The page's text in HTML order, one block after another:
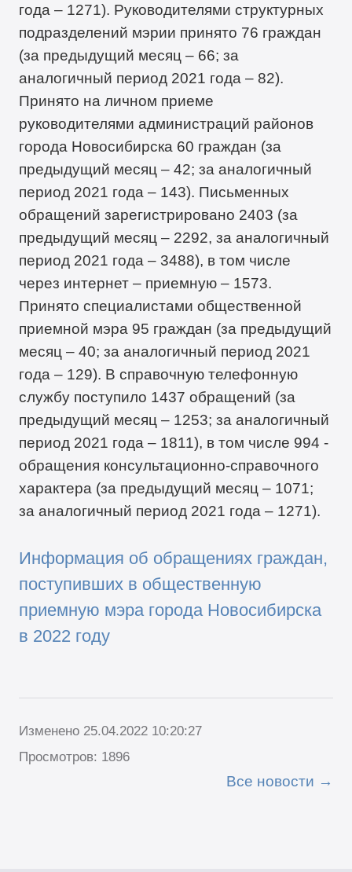
года – 1271). Руководителями структурных
подразделений мэрии принято 76 граждан
(за предыдущий месяц – 66; за
аналогичный период 2021 года – 82).
Принято на личном приеме
руководителями администраций районов
города Новосибирска 60 граждан (за
предыдущий месяц – 42; за аналогичный
период 2021 года – 143). Письменных
обращений зарегистрировано 2403 (за
предыдущий месяц – 2292, за аналогичный
период 2021 года – 3488), в том числе
через интернет – приемную – 1573.
Принято специалистами общественной
приемной мэра 95 граждан (за предыдущий
месяц – 40; за аналогичный период 2021
года – 129). В справочную телефонную
службу поступило 1437 обращений (за
предыдущий месяц – 1253; за аналогичный
период 2021 года – 1811), в том числе 994 -
обращения консультационно-справочного
характера (за предыдущий месяц – 1071;
за аналогичный период 2021 года – 1271).
Информация об обращениях граждан,
поступивших в общественную
приемную мэра города Новосибирска
в 2022 году
Изменено 25.04.2022 10:20:27
Просмотров: 1896
Все новости